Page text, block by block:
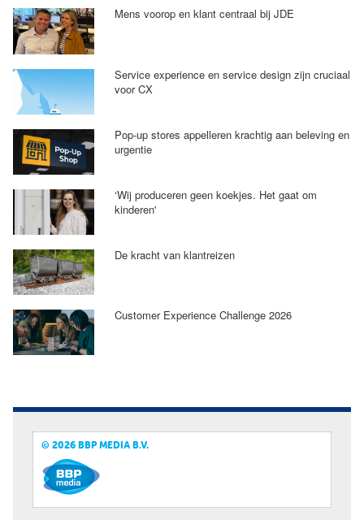
Mens voorop en klant centraal bij JDE
Service experience en service design zijn cruciaal
voor CX
Pop-up stores appelleren krachtig aan beleving en
urgentie
‘Wij produceren geen koekjes. Het gaat om
kinderen'
De kracht van klantreizen
Customer Experience Challenge 2026
© 2026 BBP MEDIA B.V.